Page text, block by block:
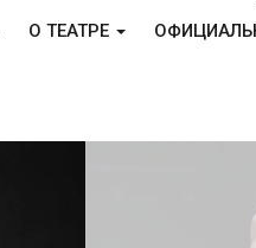
О ТЕАТРЕ